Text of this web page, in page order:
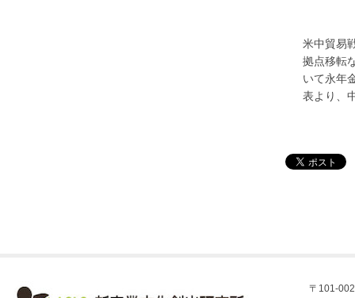
米中貿易戦争
拠点移転など
いて永年金融
表より、中
〒101-